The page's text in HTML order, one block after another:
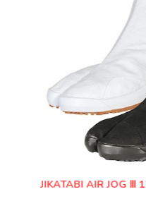
JIKATABI AIR JOG